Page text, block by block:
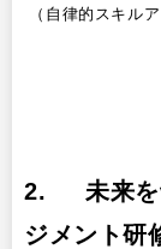
（自律的スキル
2. 未来を
ジメント研